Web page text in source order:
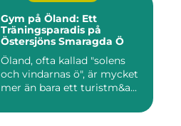
Gym på Öland: Ett
Träningsparadis på
Östersjöns Smaragda Ö
Öland, ofta kallad "solens
och vindarnas ö", är mycket
mer än bara ett turistm&a...